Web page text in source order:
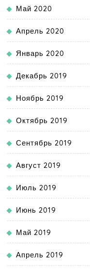
Май 2020
Апрель 2020
Январь 2020
Декабрь 2019
Ноябрь 2019
Октябрь 2019
Сентябрь 2019
Август 2019
Июль 2019
Июнь 2019
Май 2019
Апрель 2019